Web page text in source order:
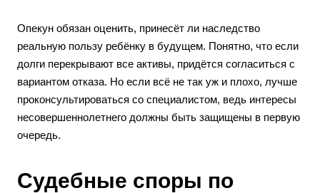
Опекун обязан оценить, принесёт ли наследство
реальную пользу ребёнку в будущем. Понятно, что если
долги перекрывают все активы, придётся согласиться с
вариантом отказа. Но если всё не так уж и плохо, лучше
проконсультироваться со специалистом, ведь интересы
несовершеннолетнего должны быть защищены в первую
очередь.
Судебные споры по